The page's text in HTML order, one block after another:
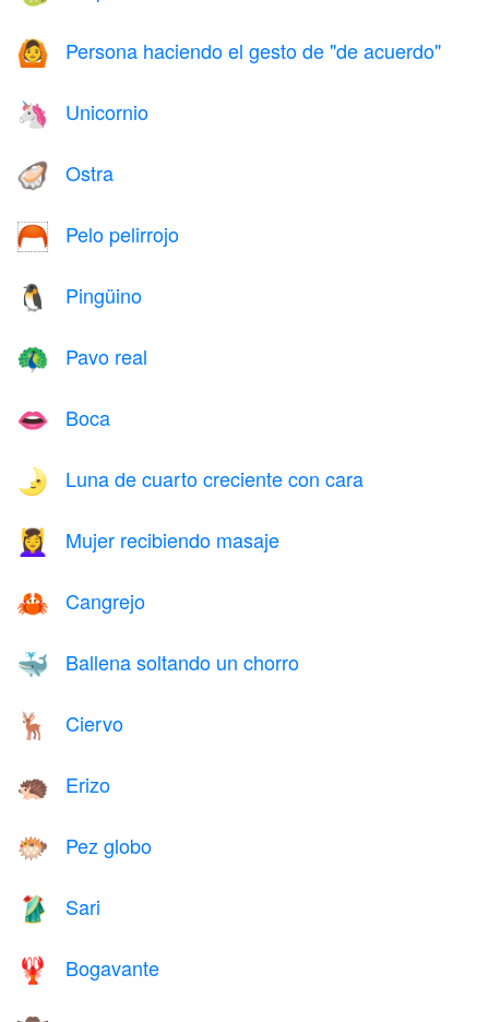
🙆 Persona haciendo el gesto de "de acuerdo"
🦄 Unicornio
🦪 Ostra
🦰 Pelo pelirrojo
🐧 Pingüino
🦚 Pavo real
👄 Boca
🌛 Luna de cuarto creciente con cara
💆‍♀️ Mujer recibiendo masaje
🦀 Cangrejo
🐳 Ballena soltando un chorro
🦌 Ciervo
🦔 Erizo
🐡 Pez globo
🥻 Sari
🦞 Bogavante